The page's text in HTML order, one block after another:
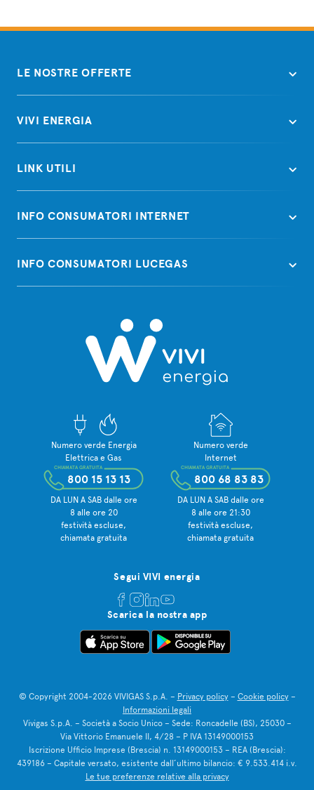
LE NOSTRE OFFERTE
VIVI ENERGIA
LINK UTILI
INFO CONSUMATORI INTERNET
INFO CONSUMATORI LUCEGAS
Numero verde Energia
Elettrica e Gas
800 15 13 13
CHIAMATA GRATUITA
DA LUN A SAB dalle ore
8 alle ore 20
festività escluse,
chiamata gratuita
Numero verde
Internet
800 68 83 83
CHIAMATA GRATUITA
DA LUN A SAB dalle ore
8 alle ore 21:30
festività escluse,
chiamata gratuita
Segui VIVI energia
Scarica la nostra app
© Copyright 2004-2026 VIVIGAS S.p.A. – Privacy policy– Cookie policy–
Informazioni legali
Vivigas S.p.A. – Società a Socio Unico – Sede: Roncadelle (BS), 25030 –
Via Vittorio Emanuele II, 4/28 – P IVA 13149000153
Iscrizione Ufficio Imprese (Brescia) n. 13149000153 – REA (Brescia):
439186 – Capitale versato, esistente dall’ultimo bilancio: € 9.533.414 i.v.
Le tue preferenze relative alla privacy